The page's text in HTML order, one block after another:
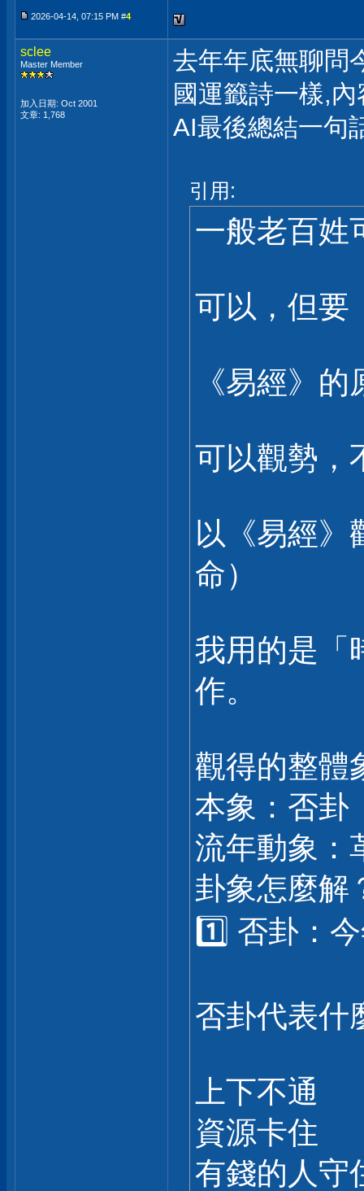
2026-04-14, 07:15 PM #4
sclee
Master Member
加入日期: Oct 2001
文章: 1,768
去年年底無聊問
國運籤詩一樣,
AI最後總結一句
引用:
一般老百姓
可以，但要
《易經》
可以觀勢，
以《易經》
命）
我用的是「
作。
觀得的整體
本象：否卦
流年動象：
卦象怎麼解
1️⃣ 否卦：
否卦代表什
上下不通
資源卡住
有錢的人守